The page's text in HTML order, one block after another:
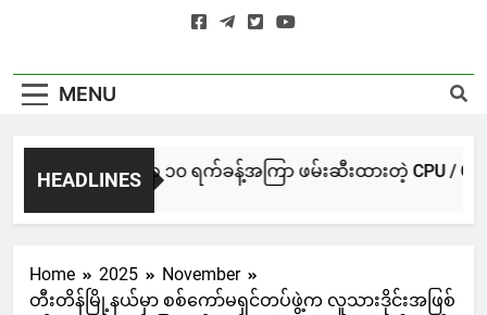
MENU
HEADLINES
NUG မကွေးအဖွဲ့က ၁၀ ရက်ခန့်အကြာ ဖမ်းဆီးထားတဲ့ CPU /
15 Hours Ago
Home 2025
November
တီးတိန်မြို့နယ်မှာ စစ်ကော်မရှင်တပ်ဖွဲ့က လူသားဒိုင်းအဖြစ်